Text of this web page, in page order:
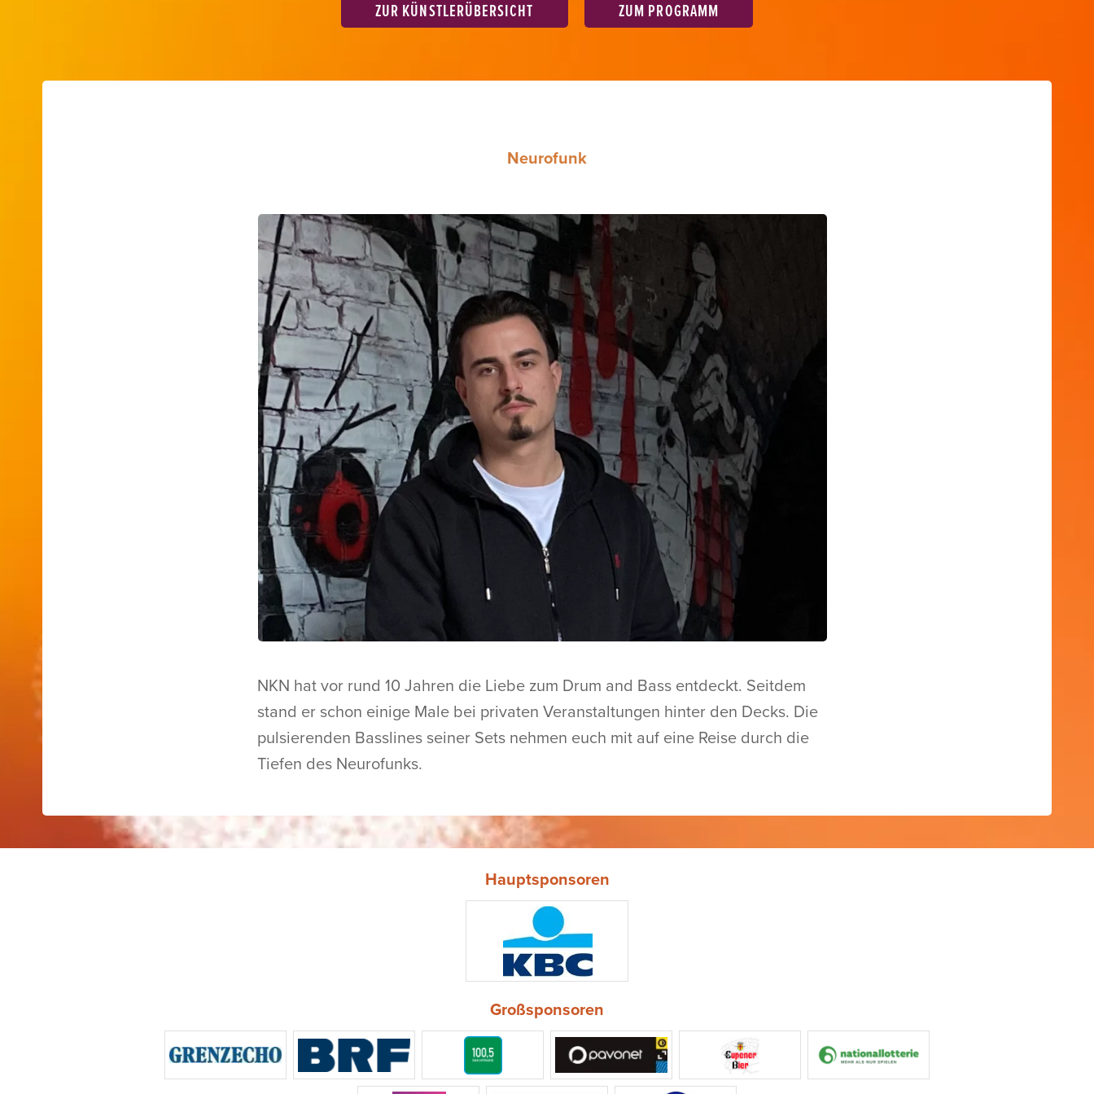
ZUR KÜNSTLERÜBERSICHT ZUM PROGRAMM
Neurofunk
NKN hat vor rund 10 Jahren die Liebe zum Drum and Bass entdeckt. Seitdem
stand er schon einige Male bei privaten Veranstaltungen hinter den Decks. Die
pulsierenden Basslines seiner Sets nehmen euch mit auf eine Reise durch die
Tiefen des Neurofunks.
Hauptsponsoren
Großsponsoren